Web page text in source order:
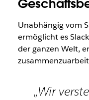
Unabhängig vom
ermöglicht es
der ganzen Welt,
„Wir